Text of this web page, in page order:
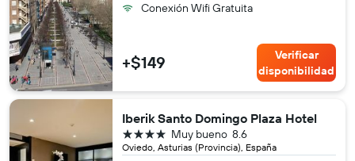
Conexión Wifi Gratuita
+$149
Verificar
disponibilidad
Iberik Santo Domingo Plaza Hotel
Oviedo, Asturias (Provincia), España
8.6
Muy bueno
4 estrellas